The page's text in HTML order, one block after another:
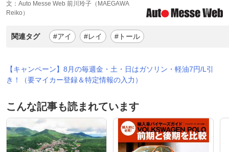
文：Auto Messe Web 前川玲子（MAEGAWA
Reiko）
関連タグ #アイ #レイ #トール
【キャンペーン】8月の毎週金・土・日はガソリン・軽油7円/L引
き！（要マイカー登録＆特定情報の入力）
こんな記事も読まれています